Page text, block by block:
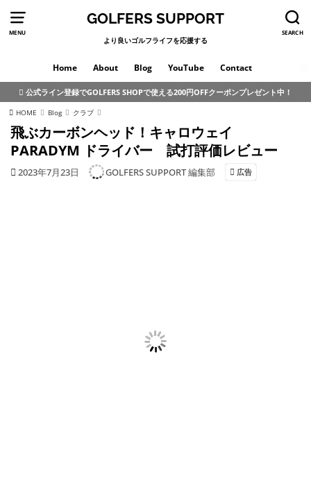
MENU SEARCH
GOLFERS SUPPORT
より良いゴルフライフを応援する
Home About Blog YouTube Contact
公式ライン登録でGOLFERS SHOPで使える200円OFFクーポンプレゼント中！
HOME Blog クラブ
飛ぶカーボンヘッド！キャロウェイ
PARADYM ドライバー 試打評価レビュー
2023年7月23日 GOLFERS SUPPORT 編集部 広告